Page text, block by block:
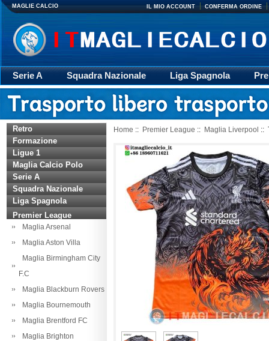
MAGLIE CALCIO IL MIO ACCOUNT CONFERMA ORDINE
Serie A Squadra Nazionale Liga Spagnola
Giacca
Rugby trasporto Retro
Retro
Formazione
Ligue 1
Maglia Calcio Polo
Serie A
Squadra Nazionale
Liga Spagnola
Premier League
Maglia Arsenal
Maglia Aston Villa
Maglia Birmingham City
F.C
Maglia Blackburn Rovers
Maglia Bournemouth
Maglia Brentford FC
Maglia Brighton
Home :: Premier League :: Maglia Liverpool ::